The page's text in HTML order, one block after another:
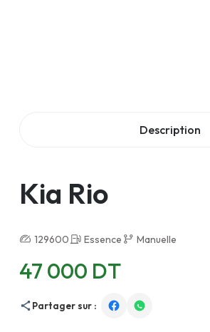
Description
Kia Rio
129600 Essence Manuelle
47 000 DT
Partager sur :